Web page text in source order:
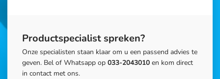
Productspecialist spreken?
Onze specialisten staan klaar om u een passend advies te
geven. Bel of Whatsapp op 033-2043010 en kom direct
in contact met ons.